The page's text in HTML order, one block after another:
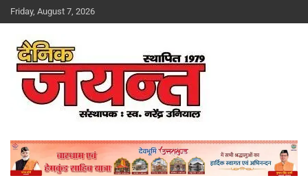
Skip
to
Friday, August 7, 2026
Dainik Jayant